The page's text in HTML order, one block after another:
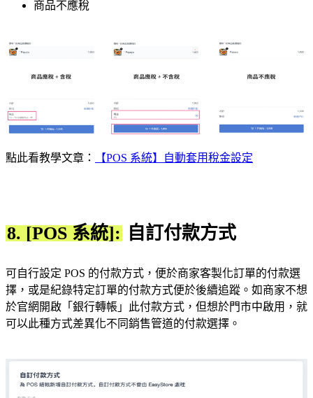
商品不應稅
點此看教學文章： 【POS 系統】自動套用稅金設定
8. [POS 系統]: 自訂付款方式
可自行設定 POS 的付款方式，便於商家客製化訂單的付款選
擇，或是紀錄特定訂單的付款方式便於後續追蹤。如商家不想
於官網開啟「銀行轉帳」此付款方式，但想於門市中啟用，就
可以此種方式差異化不同銷售管道的付款選擇。